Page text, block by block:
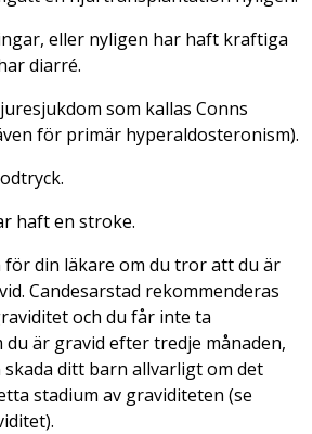
eller nyligen har haft kraftiga
diarré.
som kallas Conns
för primär hyperaldosteronism).
haft en stroke.
för din läkare om du tror att du är
Candesarstad rekommenderas
och du får inte ta
du är gravid efter tredje månaden,
ditt barn allvarligt om det
stadium av graviditeten (se